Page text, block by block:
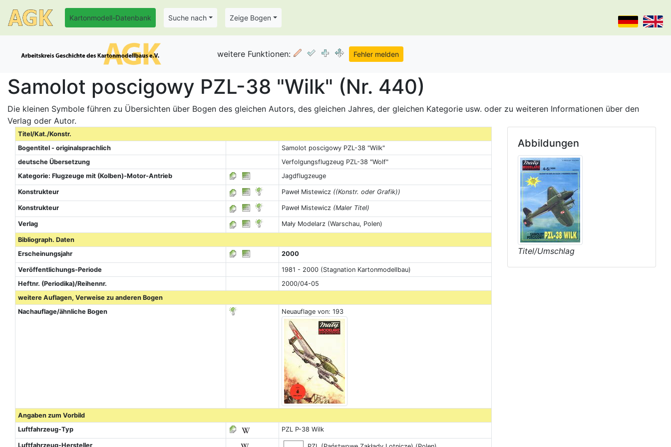
Kartonmodell-Datenbank Suche nach Zeige Bogen
weitere Funktionen:
Samolot poscigowy PZL-38 "Wilk" (Nr. 440)
Die kleinen Symbole führen zu Übersichten über Bogen des gleichen Autors, des gleichen Jahres, der gleichen Kategorie usw. oder zu weiteren Informationen über den
Verlag oder Autor.
Titel/Kat./Konstr.
Bogentitel - originalsprachlich
Samolot poscigowy PZL-38 "Wilk"
deutsche Übersetzung
Verfolgungsflugzeug PZL-38 "Wolf"
Kategorie: Flugzeuge mit (Kolben)-Motor-Antrieb
Jagdflugzeuge
Konstrukteur Paweł Mistewicz ((Konstr. oder Grafik))
Konstrukteur Paweł Mistewicz (Maler Titel)
Verlag Mały Modelarz (Warschau, Polen)
Bibliograph. Daten
Erscheinungsjahr
2000
Veröffentlichungs-Periode
1981 - 2000 (Stagnation Kartonmodellbau)
Heftnr. (Periodika)/Reihennr.
2000/04-05
weitere Auflagen, Verweise zu anderen Bogen
Nachauflage/ähnliche Bogen
Neuauflage von: 193
Angaben zum Vorbild
Luftfahrzeug-Typ
PZL P-38 Wilk
Luftfahrzeug-Hersteller
Abbildungen
Titel/Umschlag